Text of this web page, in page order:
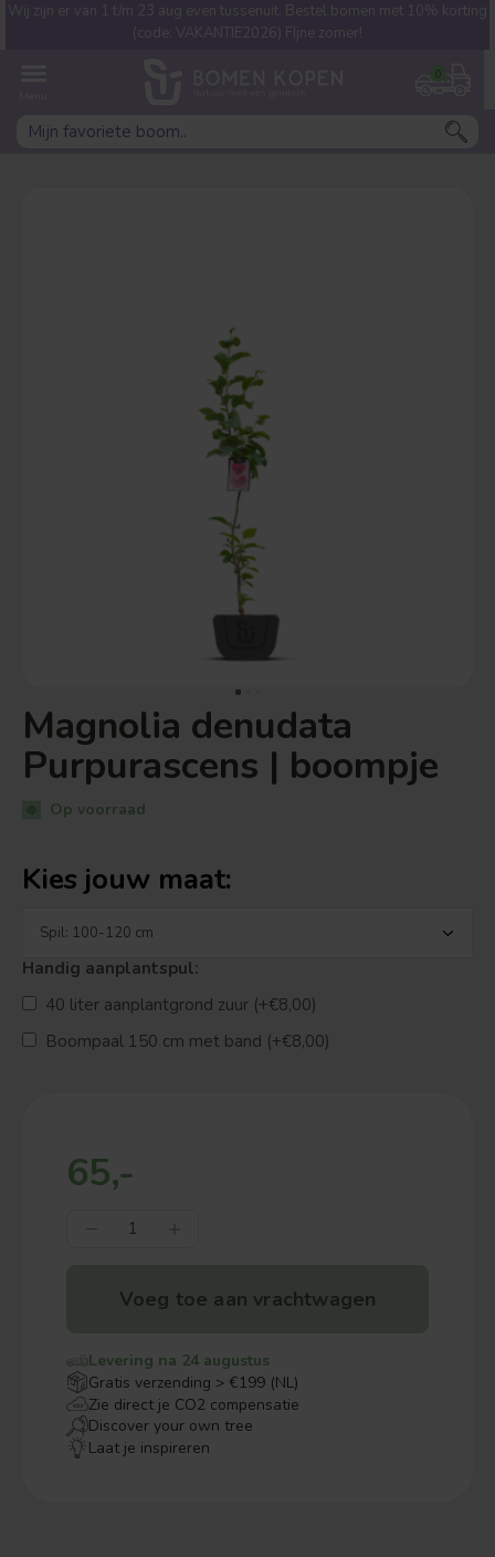
0
Wij zijn er van 1 t/m 23 aug even tussenuit. Bestel bomen met 10% korting
(code: VAKANTIE2026) FIjne zomer!
Magnolia denudata
Purpurascens | boompje
Op voorraad
Kies jouw maat:
Handig aanplantspul:
40 liter aanplantgrond zuur (+€8,00)
Boompaal 150 cm met band (+€8,00)
65,-
Voeg toe aan vrachtwagen
Levering na 24 augustus
Gratis verzending > €199 (NL)
Zie direct je CO2 compensatie
Discover your own tree
Laat je inspireren
Welke boom ben jij naar op